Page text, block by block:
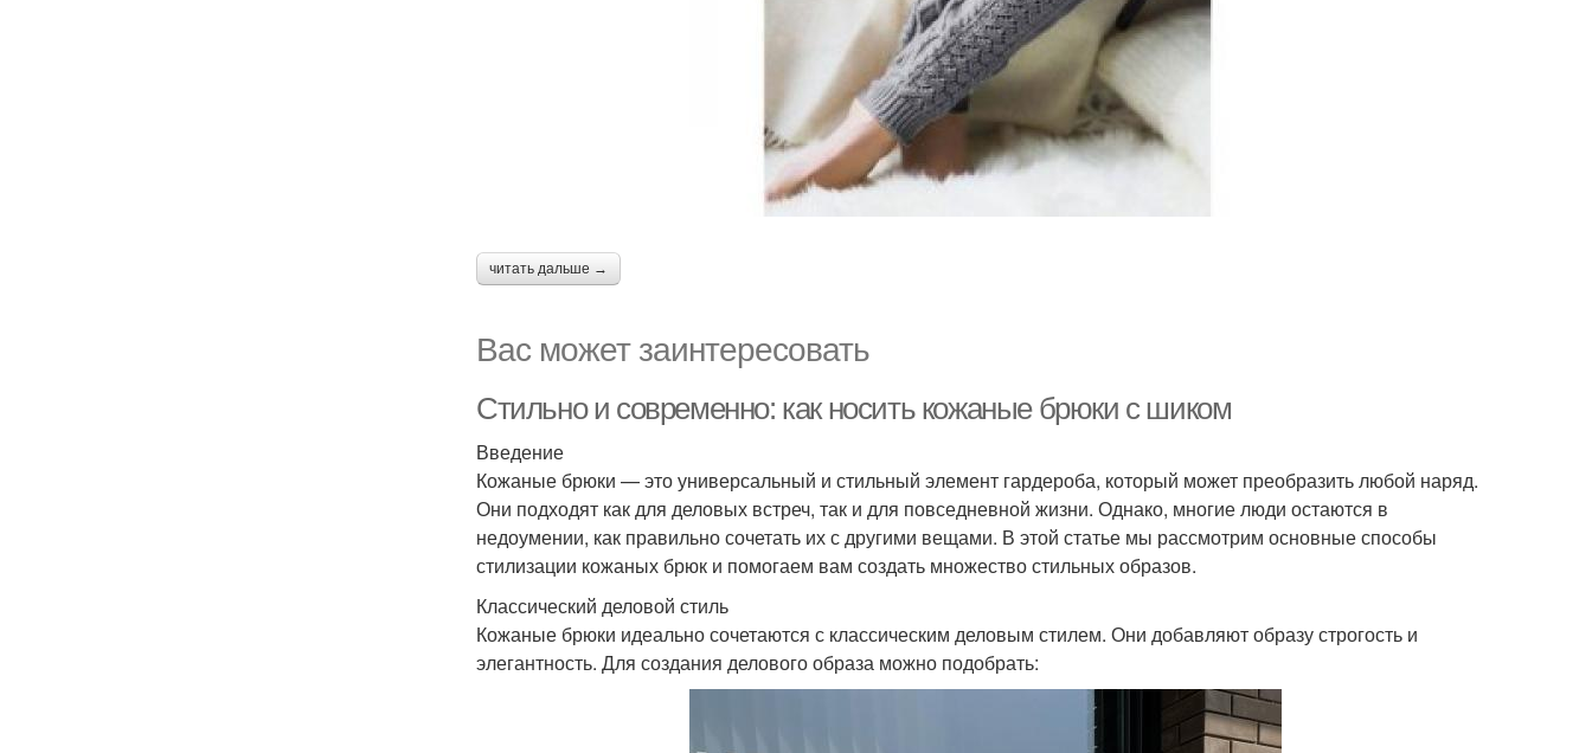
читать дальше →
Вас может заинтересовать
Стильно и современно: как носить кожаные брюки с шиком
Введение
Кожаные брюки — это универсальный и стильный элемент гардероба, который может преобразить любой наряд.
Они подходят как для деловых встреч, так и для повседневной жизни. Однако, многие люди остаются в
недоумении, как правильно сочетать их с другими вещами. В этой статье мы рассмотрим основные способы
стилизации кожаных брюк и помогаем вам создать множество стильных образов.
Классический деловой стиль
Кожаные брюки идеально сочетаются с классическим деловым стилем. Они добавляют образу строгость и
элегантность. Для создания делового образа можно подобрать: